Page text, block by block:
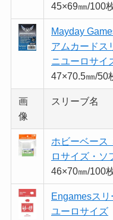
45×69㎜/100
Mayday
アムカードス
ニユーロサイ
47×70.5㎜/50
画
像
スリーブ名
ホビーベース
ロサイズ・ソ
46×70㎜/100
Engamesス
ユーロサイズ